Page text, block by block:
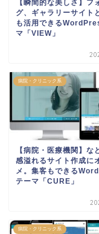
【瞬間的な美しさ】フ
グ、ギャラリーサイト
も活用できる
マ「VIEW」
病院・クリニック系
【病院・医療機関】な
感溢れるサイト作成に
メ。集客もできる
テーマ「CURE」
病院・クリニック系